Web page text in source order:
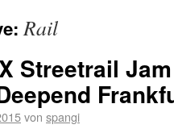
Rail
Streetrail
von spangi